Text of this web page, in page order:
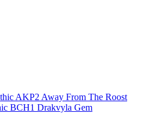
AKP2 Away From The Roost
BCH1 Drakvyla Gem